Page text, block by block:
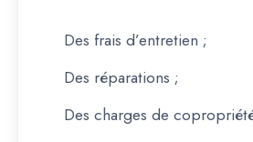
Des frais d’entretien ;
Des réparations ;
Des charges de